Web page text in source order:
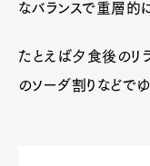
なバランスで重層的
たとえば夕食後のリ
のソーダ割りなどで